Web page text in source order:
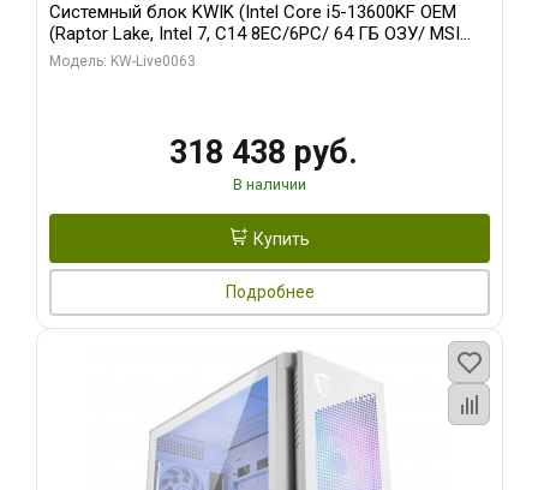
Системный блок KWIK (Intel Core i5-13600KF OEM
(Raptor Lake, Intel 7, C14 8EC/6PC/ 64 ГБ ОЗУ/ MSI
RTX5080 VENTUS 3X OC 16GB GDDR7 256bit 3xDP
Модель: KW-Live0063
318 438 руб.
В наличии
Купить
Подробнее